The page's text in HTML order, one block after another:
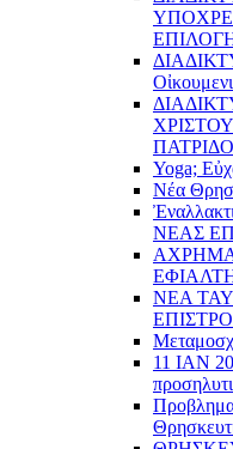
Yoga;
Νέα
ΝΕΑΣ
ΝΕΑ
11 ΙΑΝ